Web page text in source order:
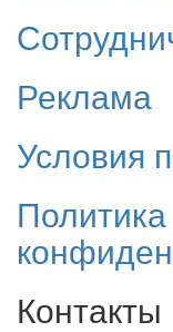
Реклама
Условия
Политика
Контакты